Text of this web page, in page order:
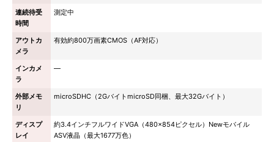
連続待受
時間
測定中
アウトカ
メラ
有効約800万画素CMOS（AF対応）
インカメ
ラ
―
外部メモ
リ
microSDHC（2GバイトmicroSD同梱、最大32Gバイト）
ディスプ
レイ
約3.4インチフルワイドVGA（480×854ピクセル）Newモバイル
ASV液晶（最大1677万色）